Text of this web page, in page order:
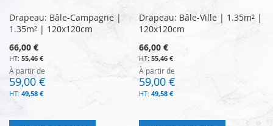
Drapeau: Bâle-Campagne |
1.35m² | 120x120cm
66,00 €
55,46 €
À partir de
59,00 €
49,58 €
Drapeau: Bâle-Ville | 1.35m² |
120x120cm
66,00 €
55,46 €
À partir de
59,00 €
49,58 €